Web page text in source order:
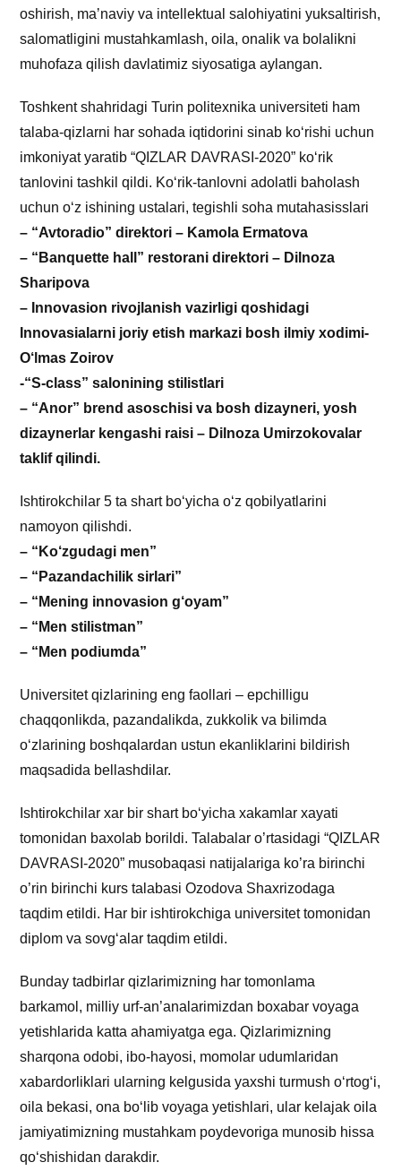
oshirish, maʼnaviy va intellektual salohiyatini yuksaltirish,
salomatligini mustahkamlash, oila, onalik va bolalikni
muhofaza qilish davlatimiz siyosatiga aylangan.
Toshkent shahridagi Turin politexnika universiteti ham
talaba-qizlarni har sohada iqtidorini sinab ko‘rishi uchun
imkoniyat yaratib “QIZLAR DAVRASI-2020” ko‘rik
tanlovini tashkil qildi. Ko‘rik-tanlovni adolatli baholash
uchun o‘z ishining ustalari, tegishli soha mutahasisslari
– “Avtoradio” direktori – Kamola Ermatova
– “Banquette hall” restorani direktori – Dilnoza
Sharipova
– Innovasion rivojlanish vazirligi qoshidagi
Innovasialarni joriy etish markazi bosh ilmiy xodimi-
O‘lmas Zoirov
-“S-class” salonining stilistlari
– “Anor” brend asoschisi va bosh dizayneri, yosh
dizaynerlar kengashi raisi – Dilnoza Umirzokovalar
taklif qilindi.
Ishtirokchilar 5 ta shart bo‘yicha o‘z qobilyatlarini
namoyon qilishdi.
– “Ko‘zgudagi men”
– “Pazandachilik sirlari”
– “Mening innovasion g‘oyam”
– “Men stilistman”
– “Men podiumda”
Universitet qizlarining eng faollari – epchilligu
chaqqonlikda, pazandalikda, zukkolik va bilimda
o‘zlarining boshqalardan ustun ekanliklarini bildirish
maqsadida bellashdilar.
Ishtirokchilar xar bir shart bo‘yicha xakamlar xayati
tomonidan baxolab borildi. Talabalar o’rtasidagi “QIZLAR
DAVRASI-2020” musobaqasi natijalariga ko’ra birinchi
o’rin birinchi kurs talabasi Ozodova Shaxrizodaga
taqdim etildi. Har bir ishtirokchiga universitet tomonidan
diplom va sovg‘alar taqdim etildi.
Bunday tadbirlar qizlarimizning har tomonlama
barkamol, milliy urf-an’analarimizdan boxabar voyaga
yetishlarida katta ahamiyatga ega. Qizlarimizning
sharqona odobi, ibo-hayosi, momolar udumlaridan
xabardorliklari ularning kelgusida yaxshi turmush o‘rtog‘i,
oila bekasi, ona bo‘lib voyaga yetishlari, ular kelajak oila
jamiyatimizning mustahkam poydevoriga munosib hissa
qo‘shishidan darakdir.